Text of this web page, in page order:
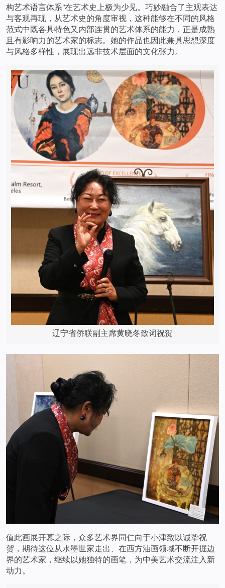
构艺术语言体系”在艺术史上极为少见。巧妙融合了主观表达
与客观再现，从艺术史的角度审视，这种能够在不同的风格
范式中既各具特色又内部连贯的艺术体系的能力，正是成熟
且有影响力的艺术家的标志。她的作品也因此兼具思想深度
与风格多样性，展现出远非技术层面的文化张力。
辽宁省侨联副主席黄晓冬致词祝贺
值此画展开幕之际，众多艺术界同仁向于小津致以诚挚祝
贺，期待这位从水墨世家走出、在西方油画领域不断开掘边
界的艺术家，继续以她独特的画笔，为中美艺术交流注入新
动力。